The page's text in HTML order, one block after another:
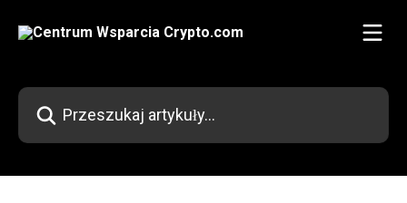
Przeszukaj artykuły...